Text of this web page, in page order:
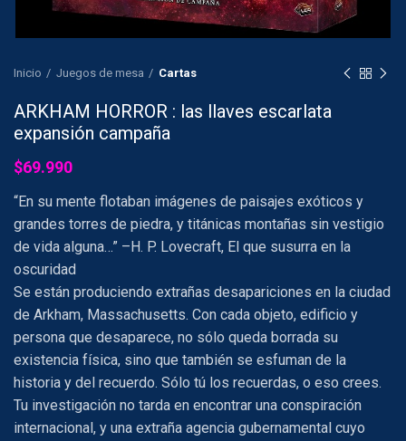
Inicio Juegos de mesa Cartas
ARKHAM HORROR : las llaves escarlata
expansión campaña
$69.990
“En su mente flotaban imágenes de paisajes exóticos y
grandes torres de piedra, y titánicas montañas sin vestigio
de vida alguna…” –H. P. Lovecraft, El que susurra en la
oscuridad
Se están produciendo extrañas desapariciones en la ciudad
de Arkham, Massachusetts. Con cada objeto, edificio y
persona que desaparece, no sólo queda borrada su
existencia física, sino que también se esfuman de la
historia y del recuerdo. Sólo tú los recuerdas, o eso crees.
Tu investigación no tarda en encontrar una conspiración
internacional, y una extraña agencia gubernamental cuyo